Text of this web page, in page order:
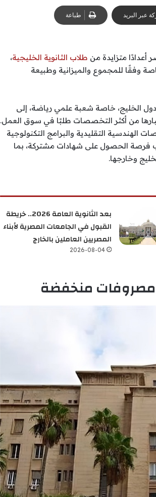
عبر البريد طباعة
متزايدة من طلاب الثانوية الخليجية،
وفقًا للمجموع والميزانية وطبيعة
الخليج، خاصة شعبة علمي رياضة، إلى
من أكثر التخصصات طلبًا في سوق العمل.
الهندسية التقليدية والبرامج التكنولوجية
فرصة الحصول على شهادات مشتركة، بما
وخارجها.
بعد الثانوية العامة 2026.. خريطة
القبول في الجامعات المصرية لأبناء
المصريين العاملين بالخارج
2026-08-04
ومصروفات منخفضة